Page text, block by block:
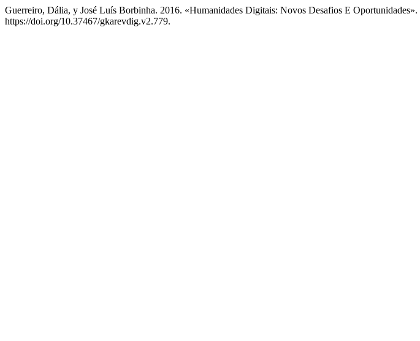
Guerreiro, Dália, y José Luís Borbinha. 2016. «Humanidades Digitais: Novos Desafios E Oportunidades».
https://doi.org/10.37467/gkarevdig.v2.779.